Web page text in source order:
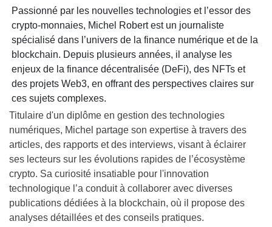
Passionné par les nouvelles technologies et l’essor des
crypto-monnaies, Michel Robert est un journaliste
spécialisé dans l’univers de la finance numérique et de la
blockchain. Depuis plusieurs années, il analyse les
enjeux de la finance décentralisée (DeFi), des NFTs et
des projets Web3, en offrant des perspectives claires sur
ces sujets complexes.
Titulaire d'un diplôme en gestion des technologies
numériques, Michel partage son expertise à travers des
articles, des rapports et des interviews, visant à éclairer
ses lecteurs sur les évolutions rapides de l’écosystème
crypto. Sa curiosité insatiable pour l'innovation
technologique l’a conduit à collaborer avec diverses
publications dédiées à la blockchain, où il propose des
analyses détaillées et des conseils pratiques.